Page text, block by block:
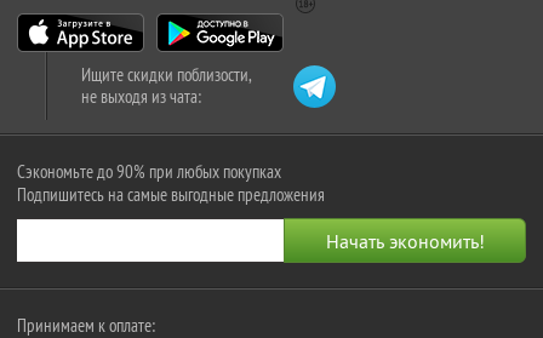
Ищите скидки поблизости,
не выходя из чата:
Сэкономьте до 90% при любых покупках
Подпишитесь на самые выгодные предложения
Принимаем к оплате: